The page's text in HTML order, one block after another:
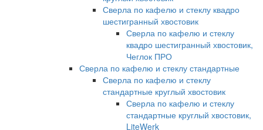
Сверла по кафелю и стеклу квадро
шестигранный хвостовик
Сверла по кафелю и стеклу
квадро шестигранный хвостовик,
Чеглок ПРО
Сверла по кафелю и стеклу стандартные
Сверла по кафелю и стеклу
стандартные круглый хвостовик
Сверла по кафелю и стеклу
стандартные круглый хвостовик,
LiteWerk